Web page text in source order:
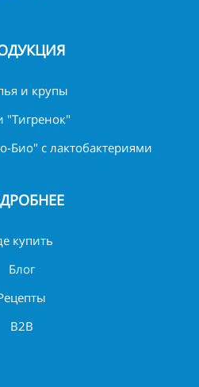
и крупы
"Тигренок"
Био" с лактобактериями
купить
Блог
B2B